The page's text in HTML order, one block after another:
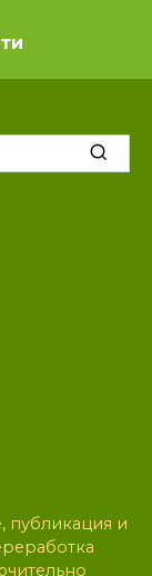
публикация и